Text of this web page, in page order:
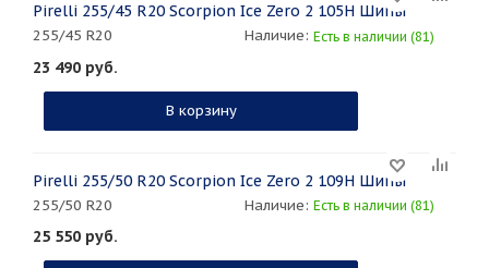
Pirelli 255/45 R20 Scorpion Ice Zero 2 105H Шипы
255/45 R20 Наличие: Есть в наличии (81)
23 490 руб.
В корзину
Pirelli 255/50 R20 Scorpion Ice Zero 2 109H Шипы
255/50 R20 Наличие: Есть в наличии (81)
25 550 руб.